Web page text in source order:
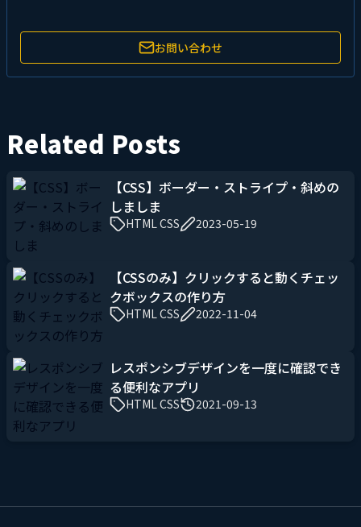
お問い合わせ
Related Posts
【CSS】ボーダー・ストライプ・斜めの
しましま
HTML CSS 2023-05-19
【CSSのみ】クリックすると動くチェッ
クボックスの作り方
HTML CSS 2022-11-04
レスポンシブデザインを一度に確認でき
る便利なアプリ
HTML CSS 2021-09-13